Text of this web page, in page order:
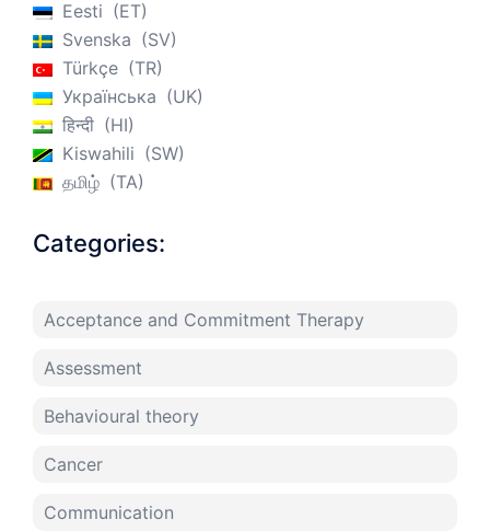
Eesti
ET
Svenska
SV
Türkçe
TR
Українська
UK
हिन्दी
HI
Kiswahili
SW
தமிழ்
TA
Categories:
Acceptance and Commitment Therapy
Assessment
Behavioural theory
Cancer
Communication